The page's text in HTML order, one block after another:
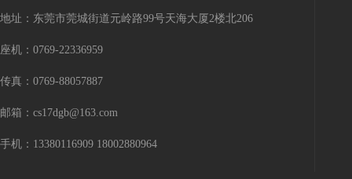
地址：东莞市莞城街道元岭路99号天海大厦2楼北206
座机：0769-22336959
传真：0769-88057887
邮箱：cs17dgb@163.com
手机：13380116909 18002880964